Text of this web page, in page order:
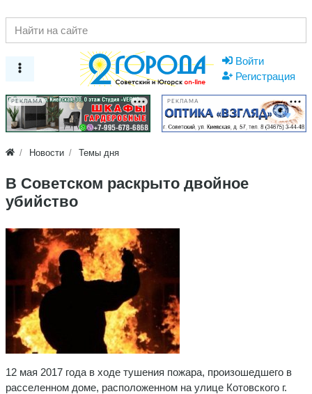
Войти
Регистрация
РЕКЛАМА РЕКЛАМА
Новости Темы дня
В Советском раскрыто двойное
убийство
12 мая 2017 года в ходе тушения пожара, произошедшего в
расселенном доме, расположенном на улице Котовского г.